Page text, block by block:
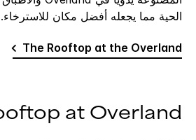
الحية مما يجعله أفضل مكان للاسترخاء.
The Rooftop at the Overland
at Overland